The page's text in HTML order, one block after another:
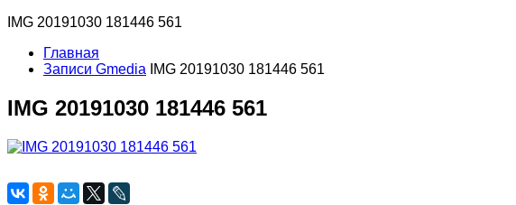
IMG 20191030 181446 561
Главная
Записи Gmedia
IMG 20191030 181446 561
IMG 20191030 181446 561